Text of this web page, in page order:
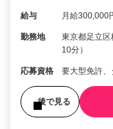
給与 月給300,000
勤務地
東京都足立
10分）
応募資格 要大型免許
後で見る